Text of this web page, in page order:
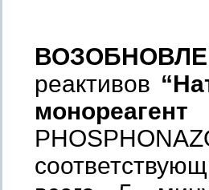
реактивов
монореагент